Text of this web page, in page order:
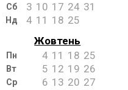
Сб 3 10 17 24 31
Нд 4 11 18 25
Жовтень
Пн 4 11 18 25
Вт 5 12 19 26
Ср 6 13 20 27